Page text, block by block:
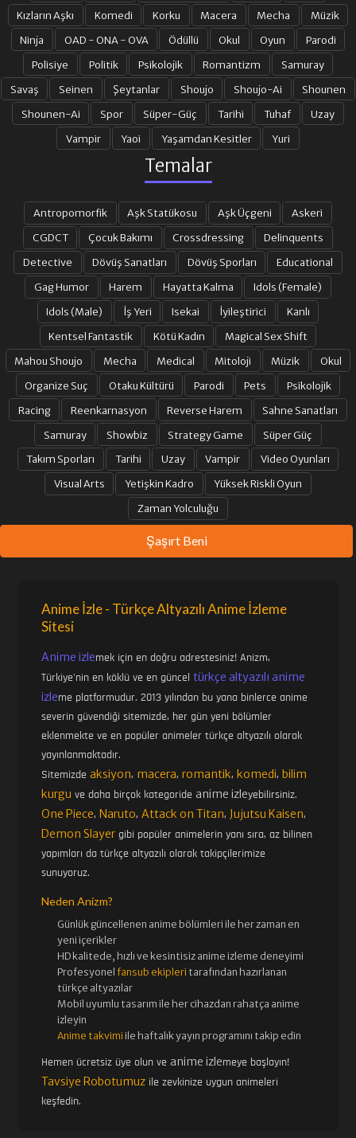
Kızların Aşkı Komedi Korku Macera Mecha
Müzik
Ninja
OAD - ONA - OVA Ödüllü Okul Oyun
Parodi
Polisiye
Politik Psikolojik Romantizm
Samuray
Savaş
Seinen Şeytanlar Shoujo Shoujo-Ai
Shounen
Shounen-Ai
Spor Süper-Güç Tarihi Tuhaf
Uzay
Vampir
Yaoi Yaşamdan Kesitler Yuri
Temalar
Antropomorfik Aşk Statükosu Aşk Üçgeni
Askeri
CGDCT
Çocuk Bakımı Crossdressing
Delinquents
Detective
Dövüş Sanatları Dövüş Sporları
Educational
Gag Humor
Harem Hayatta Kalma
Idols (Female)
Idols (Male)
İş Yeri Isekai İyileştirici
Kanlı
Kentsel Fantastik
Kötü Kadın
Magical Sex Shift
Mahou Shoujo
Mecha Medical Mitoloji Müzik
Okul
Organize Suç
Otaku Kültürü Parodi Pets
Psikolojik
Racing
Reenkarnasyon Reverse Harem
Sahne Sanatları
Samuray
Showbiz Strategy Game
Süper Güç
Takım Sporları
Tarihi Uzay Vampir
Video Oyunları
Visual Arts
Yetişkin Kadro
Yüksek Riskli Oyun
Zaman Yolculuğu
Şaşırt Beni
Anime İzle - Türkçe Altyazılı Anime İzleme
Sitesi
Anime izlemek için en doğru adrestesiniz! Anizm,
Türkiye'nin en köklü ve en günceltürkçe altyazılı anime
izleme platformudur. 2013 yılından bu yana binlerce anime
severin güvendiği sitemizde, her gün yeni bölümler
eklenmekte ve en popüler animeler türkçe altyazılı olarak
yayınlanmaktadır.
Sitemizdeaksiyon, macera,romantik, komedi, bilim
kurgu ve daha birçok kategoride anime izleyebilirsiniz.
One Piece, Naruto,Attack on Titan, Jujutsu Kaisen,
Demon Slayer gibi popüler animelerin yanı sıra, az bilinen
yapımları da türkçe altyazılı olarak takipçilerimize
sunuyoruz.
Neden Anizm?
Günlük güncellenen anime bölümleri ile her zaman en
yeni içerikler
HD kalitede, hızlı ve kesintisiz anime izleme deneyimi
Profesyonelfansub ekipleri tarafından hazırlanan
türkçe altyazılar
Mobil uyumlu tasarım ile her cihazdan rahatça anime
izleyin
Anime takvimi ile haftalık yayın programını takip edin
Hemen ücretsiz üye olun ve anime izlemeye başlayın!
Tavsiye Robotumuz ile zevkinize uygun animeleri
keşfedin.